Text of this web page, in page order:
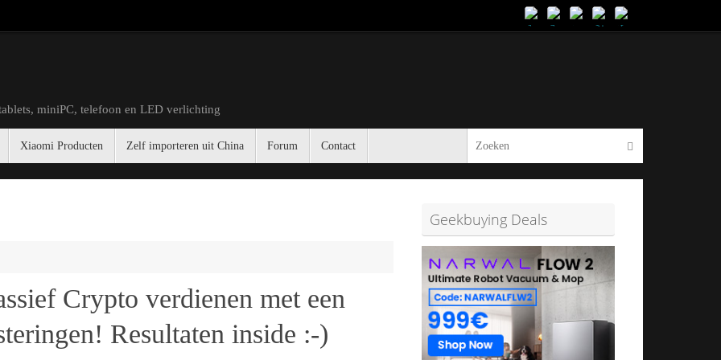
miniPC, telefoon en LED verlichting
Xiaomi Producten Zelf importeren uit China Forum Contact Zoeken
Crypto verdienen met een
Resultaten inside :-)
Geekbuying Deals